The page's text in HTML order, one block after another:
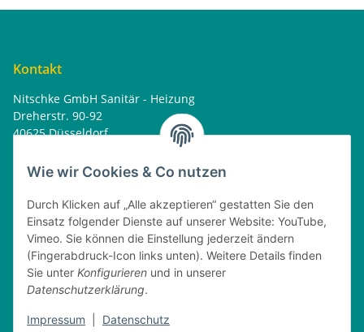
Wie wir Cookies & Co nutzen
Durch Klicken auf „Alle akzeptieren“ gestatten Sie den
Einsatz folgender Dienste auf unserer Website: YouTube,
Vimeo. Sie können die Einstellung jederzeit ändern
(Fingerabdruck-Icon links unten). Weitere Details finden
Sie unter Konfigurieren und in unserer
Datenschutzerklärung.
Impressum Datenschutz
Kontakt
Nitschke GmbH Sanitär - Heizung
Dreherstr. 90-92
40625 Düsseldorf
home@nitschkegmbh.de
Rechtliches
Öffnungszeiten
08:00 - 17:30 Uhr
Dienstag
08:00 - 16:30 Uhr